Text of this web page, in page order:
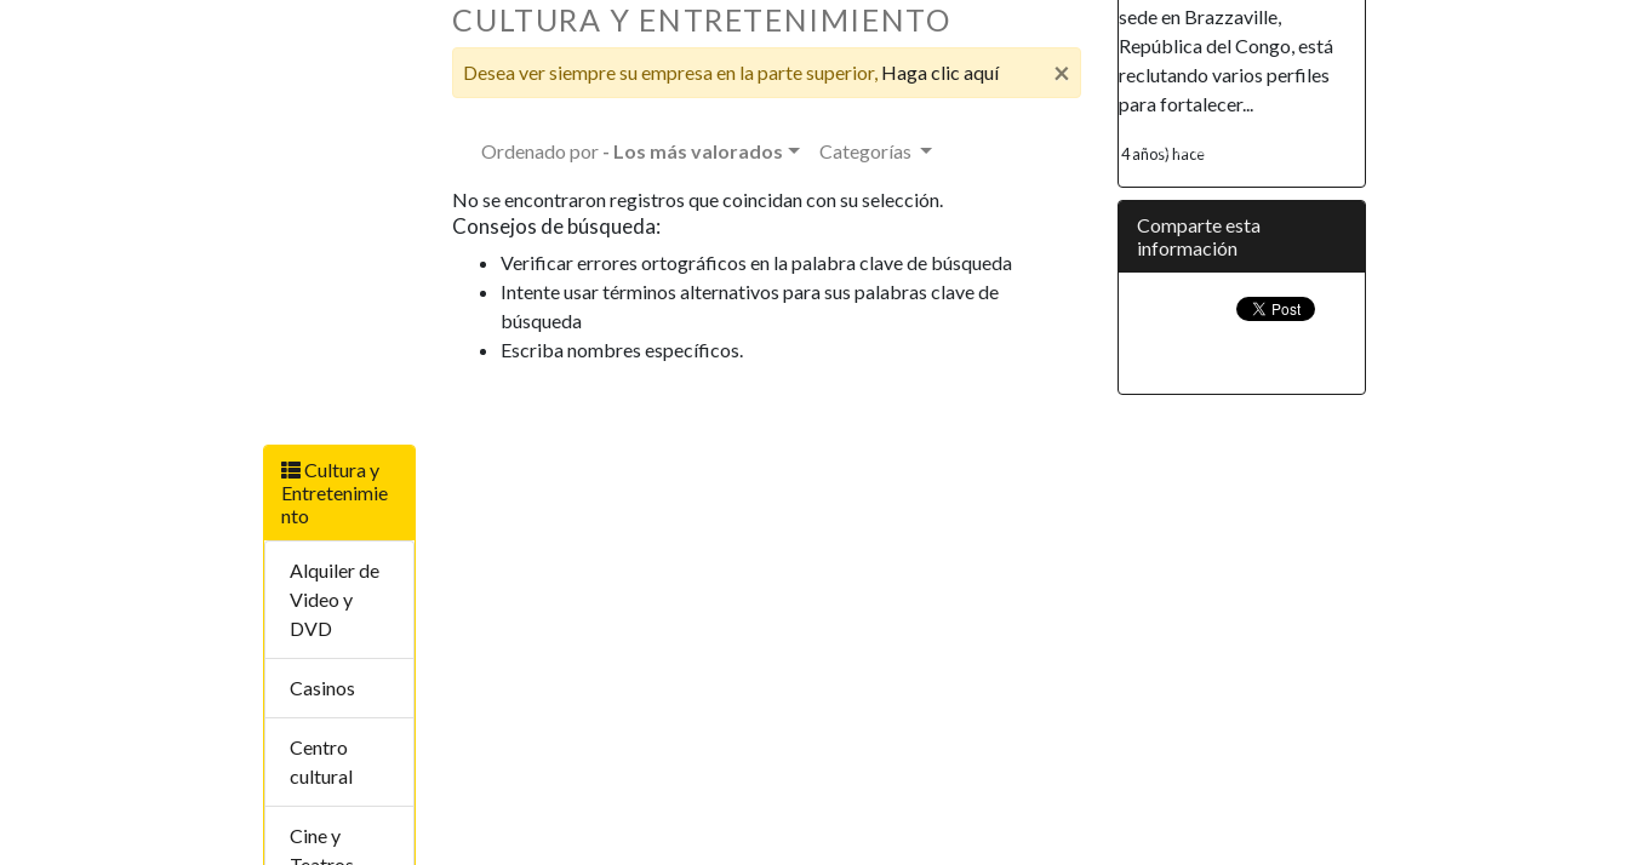
Cultura y
Entretenimie
nto
Alquiler de
Video y
DVD
Casinos
Centro
cultural
Cine y
CULTURA Y ENTRETENIMIENTO
×
Desea ver siempre su empresa en la parte superior, Haga clic aquí
Ordenado por - Los más valorados Categorías
No se encontraron registros que coincidan con su selección.
Consejos de búsqueda:
Verificar errores ortográficos en la palabra clave de búsqueda
Intente usar términos alternativos para sus palabras clave de
búsqueda
Escriba nombres específicos.
sede en Brazzaville,
República del Congo, está
reclutando varios perfiles
para fortalecer...
4 años) hace
Comparte esta
información